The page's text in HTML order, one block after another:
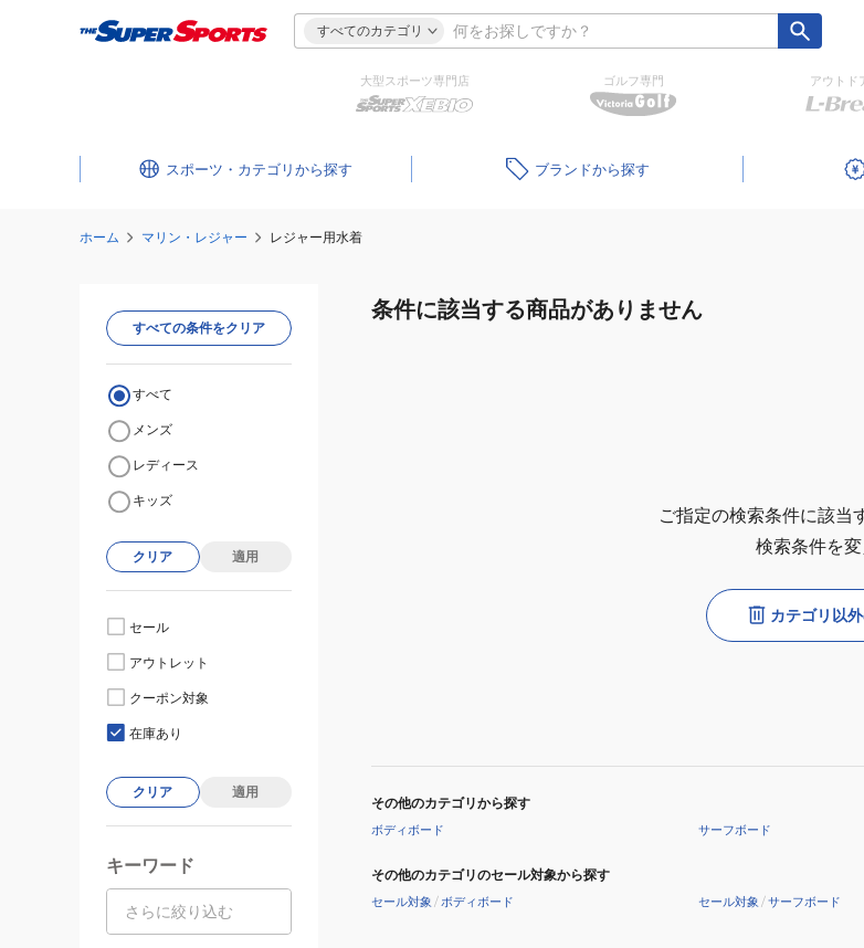
すべてのカテゴリ
大型スポーツ専門店 ゴルフ専門 アウトド
スポーツ・カテゴリ ブランド
ホーム マリン・レジャー レジャー用水着
条件に該当する商品がありません
ご指定の検索条件に該当
検索条件を
カテゴリ以
その他のカテゴリから探す
ボディボード サーフボード
その他のカテゴリのセール対象から探す
セール対象 /ボディボード セール対象 /サーフボード
すべての条件をクリア
すべて
メンズ
レディース
キッズ
クリア 適用
セール
アウトレット
クーポン対象
在庫あり
クリア 適用
キーワード